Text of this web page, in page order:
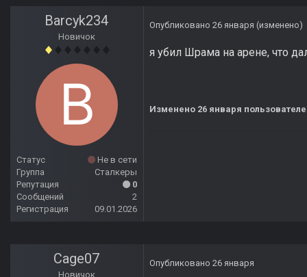
Barcyk234
Новичок
Статус
Не в сети
Группа
Сталкеры
Репутация
0
Сообщений
2
Регистрация
09.01.2026
Опубликовано 26 января (изменено)
я убил Шрама на арене, что
Изменено 26 января
Cage07
Новичок
Опубликовано 26 января